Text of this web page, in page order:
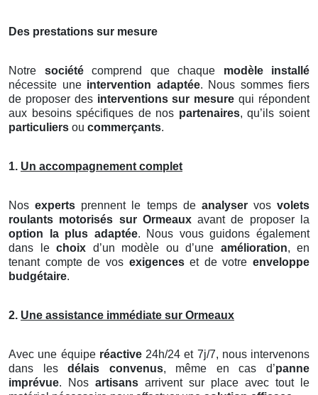
Des prestations sur mesure
Notre sociétécomprend que chaque modèle installé
nécessite une intervention adaptée. Nous sommes fiers
de proposer des interventions sur mesure qui répondent
aux besoins spécifiques de nos partenaires, qu’ils soient
particuliers ou commerçants.
1. Un accompagnement complet
Nosexperts prennent le temps de analyservos volets
roulants motorisés sur Ormeauxavant de proposer la
option la plus adaptée. Nous vous guidons également
dans le choix d’un modèle ou d’une amélioration, en
tenant compte de vos exigenceset de votre enveloppe
budgétaire.
2. Une assistance immédiate sur Ormeaux
Avec une équipe réactive24h/24 et 7j/7, nous intervenons
dans lesdélais convenus, même en cas d’panne
imprévue. Nos artisans arrivent sur place avec tout le